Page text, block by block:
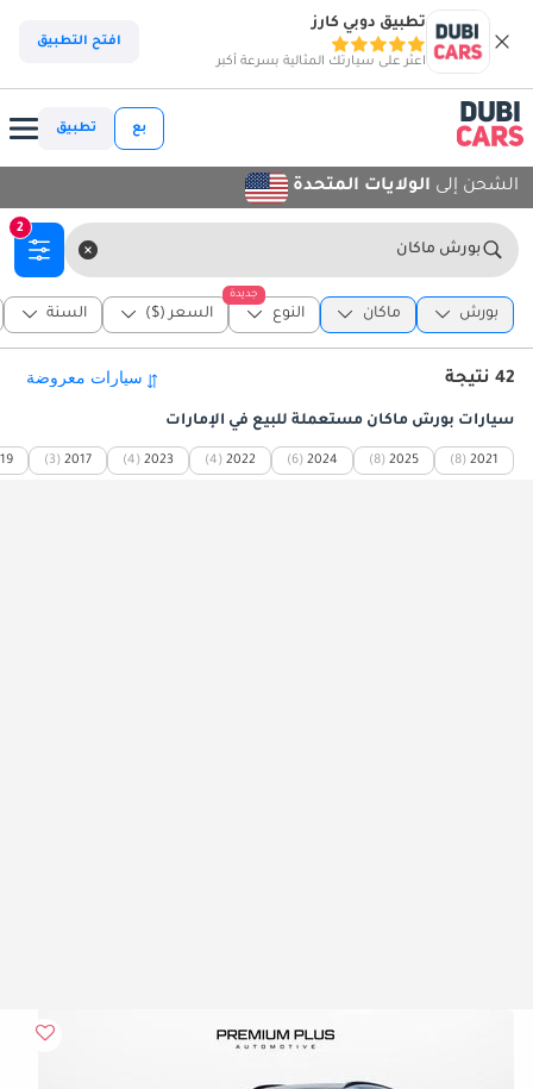
تطبيق دوبي كارز
اعثر على سيارتك المثالية بسرعة أكبر
افتح التطبيق
بع تطبيق
الشحن إلى الولايات المتحدة
بورش ماكان
2
بورش ماكان
جديدة
النوع السعر ($) السنة
42 نتيجة
سيارات بورش ماكان مستعملة للبيع في الإمارات
2021
(8)
2025
(8)
2024
(6)
2022
(4)
2023
(4)
2017
(3)